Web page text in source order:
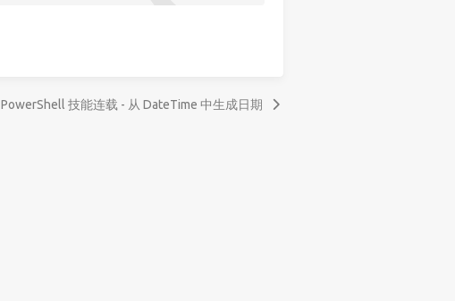
PowerShell 技能连载 - 从 DateTime 中生成日期